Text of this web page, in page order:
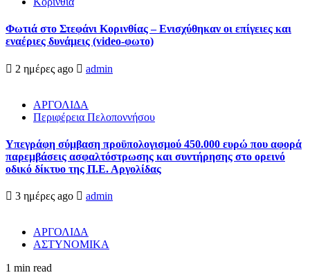
Φωτιά στο Στεφάνι Κορινθίας – Ενισχύθηκαν οι επίγειες και
εναέριες δυνάμεις (video-φωτο)
2 ημέρες ago admin
ΑΡΓΟΛΙΔΑ
Περιφέρεια Πελοποννήσου
Υπεγράφη σύμβαση προϋπολογισμού 450.000 ευρώ που αφορά
παρεμβάσεις ασφαλτόστρωσης και συντήρησης στο ορεινό
οδικό δίκτυο της Π.Ε. Αργολίδας
3 ημέρες ago admin
ΑΡΓΟΛΙΔΑ
ΑΣΤΥΝΟΜΙΚΑ
1 min read